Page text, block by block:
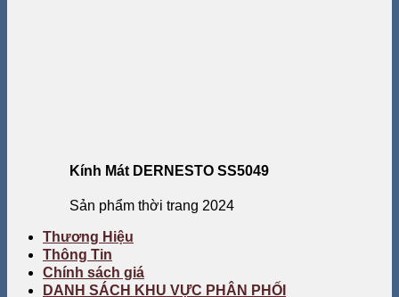
Kính Mát DERNESTO SS5049
Sản phẩm thời trang 2024
Thương Hiệu
Thông Tin
Chính sách giá
DANH SÁCH KHU VỰC PHÂN PHỐI